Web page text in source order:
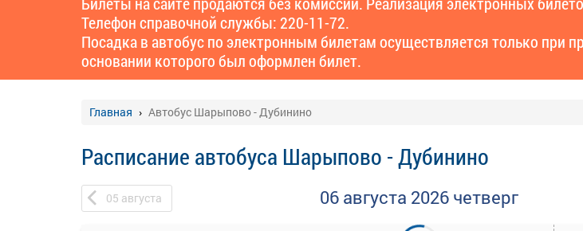
Телефон справочной службы: 220-11-72.
Посадка в автобус по электронным билетам осуществляется только при
основании которого был оформлен билет.
Главная Автобус Шарыпово - Дубинино
Расписание автобуса Шарыпово - Дубинино
05 августа 06 августа 2026 четверг